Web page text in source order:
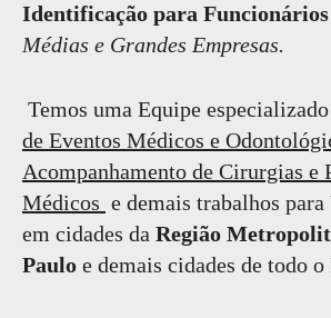
Identificação para Funcionários
Médias e Grandes Empresas.
Temos uma Equipe
de Eventos Médicos e
Acompanhamento de Cirurgias e
Médicos e demais trabalhos
em cidades da Região
Paulo e demais cidades de todo o